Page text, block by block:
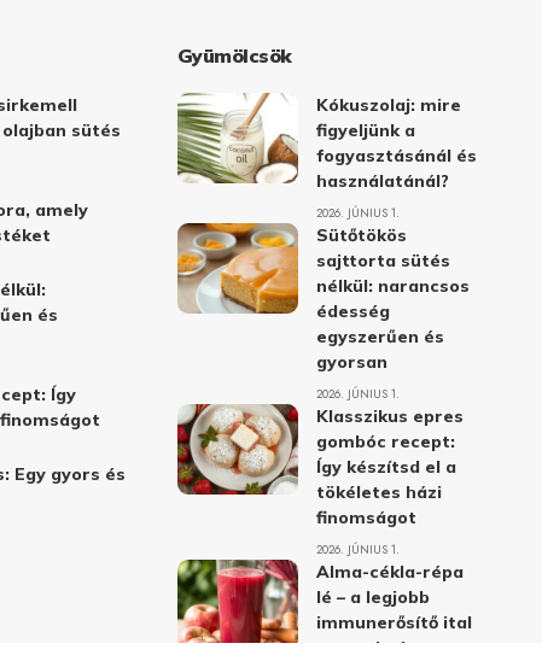
sütés
amely
és
Így
Egy gyors és
Gyümölcsök
Kókuszolaj: mire
figyeljünk a
fogyasztásánál és
használatánál?
2026. JÚNIUS 1.
Sütőtökös
sajttorta sütés
nélkül: narancsos
édesség
egyszerűen és
gyorsan
2026. JÚNIUS 1.
Klasszikus epres
gombóc recept:
Így készítsd el a
tökéletes házi
finomságot
2026. JÚNIUS 1.
Alma-cékla-répa
lé – a legjobb
immunerősítő ital
receptje és